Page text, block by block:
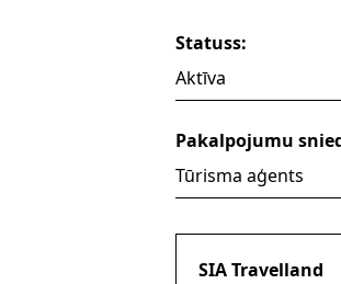
Statuss:
Aktīva
Pakalpojumu
Tūrisma aģents
SIA Travelland